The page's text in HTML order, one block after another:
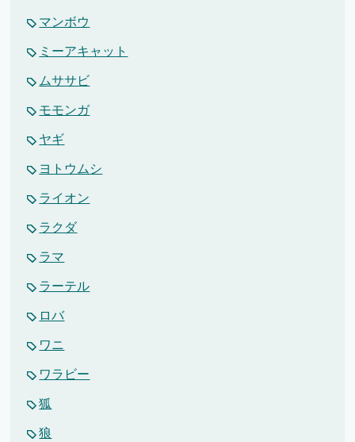
マンボウ
ミーアキャット
ムササビ
モモンガ
ヤギ
ヨトウムシ
ライオン
ラクダ
ラマ
ラーテル
ロバ
ワニ
ワラビー
狐
狼